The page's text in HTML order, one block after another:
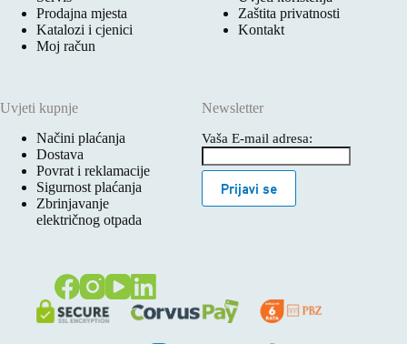
Prodajna mjesta
Katalozi i cjenici
Moj račun
Zaštita privatnosti
Kontakt
Uvjeti kupnje
Načini plaćanja
Dostava
Povrat i reklamacije
Sigurnost plaćanja
Zbrinjavanje
električnog otpada
Newsletter
Vaša E-mail adresa:
Prijavi se